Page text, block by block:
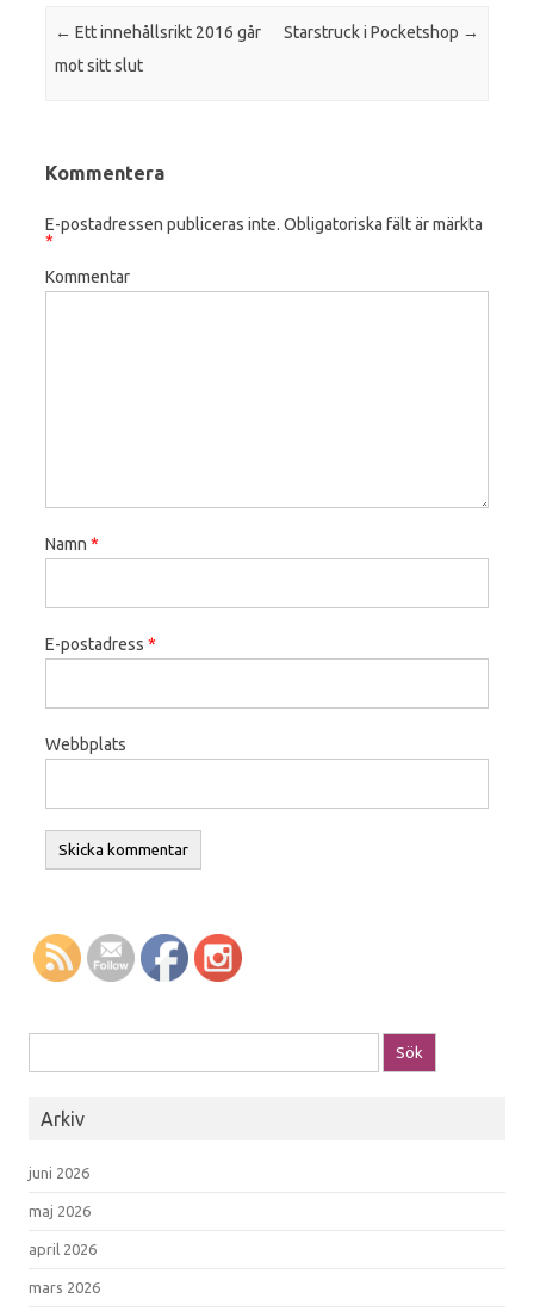
Post navigation
← Ett innehållsrikt 2016 går
mot sitt slut
Starstruck i Pocketshop →
Kommentera
E-postadressen publiceras inte. Obligatoriska fält är märkta
*
Kommentar
Namn *
E-postadress *
Webbplats
Arkiv
juni 2026
maj 2026
april 2026
mars 2026